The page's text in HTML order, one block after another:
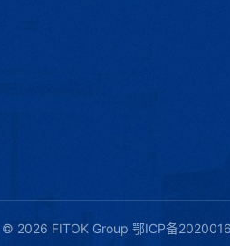
© 2026 FITOK Group 鄂ICP备